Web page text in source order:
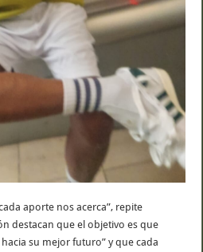
aporte nos acerca”, repite
destacan que el objetivo es que
su mejor futuro” y que cada